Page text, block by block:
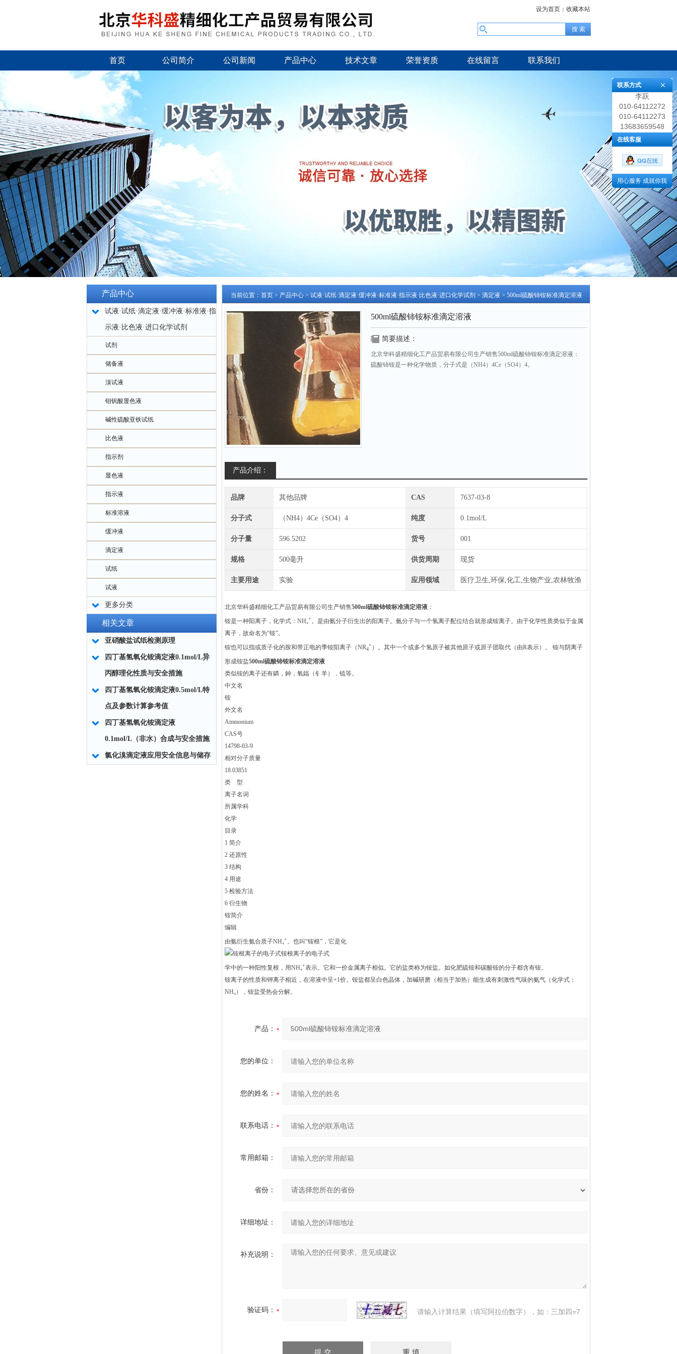
设为首页 | 收藏本站
首页 公司简介 公司新闻 产品中心 技术文章 荣誉资质 在线留言 联系我们
产品中心
试液·试纸·滴定液·缓冲液·标准液·指
示液·比色液·进口化学试剂
试剂
储备液
溴试液
钼钒酸显色液
碱性硫酸亚铁试纸
比色液
指示剂
显色液
指示液
标准溶液
缓冲液
滴定液
试纸
试液
更多分类
相关文章
亚硝酸盐试纸检测原理
四丁基氢氧化铵滴定液0.1mol/L异
丙醇理化性质与安全措施
四丁基氢氧化铵滴定液0.5mol/L特
点及参数计算参考值
四丁基氢氧化铵滴定液
0.1mol/L（非水）合成与安全措施
氯化溴滴定液应用安全信息与储存
当前位置： 首页 > 产品中心 > 试液·试纸·滴定液·缓冲液·标准液·指示液·比色液·进口化学试剂 > 滴定液 > 500ml硫酸铈铵标准滴定溶液
500ml硫酸铈铵标准滴定溶液
简要描述：
北京华科盛精细化工产品贸易有限公司生产销售500ml硫酸铈铵标准滴定溶液：
硫酸铈铵是一种化学物质，分子式是（NH4）4Ce（SO4）4。
产品介绍：
品牌 其他品牌 CAS 7637-03-8
分子式 （NH4）4Ce（SO4）4 纯度 0.1mol/L
分子量 596.5202 货号 001
规格 500毫升 供货周期 现货
主要用途 实验 应用领域 医疗卫生,环保,化工,生物产业,农林牧渔
北京华科盛精细化工产品贸易有限公司生产销售500ml硫酸铈铵标准滴定溶液 ：
铵是一种阳离子，化学式：NH₄+。是由氨分子衍生出的阳离子。氨分子与一个氢离子配位结合就形成铵离子。由于化学性质类似于金属
离子，故命名为“铵”。
铵也可以指或质子化的胺和带正电的季铵阳离子（NR4
+ ）。其中一个或多个氢原子被其他原子或原子团取代（由R表示）。 铵与阴离子
形成铵盐500ml硫酸铈铵标准滴定溶液
类似铵的离子还有鏻，鉮，氧鎓（钅羊），锍等。
中文名
铵
外文名
Ammonium
CAS号
14798-03-9
相对分子质量
18.03851
类 型
离子名词
所属学科
化学
目录
1 简介
2 还原性
3 结构
4 用途
5 检验方法
6 衍生物
铵简介
编辑
由氨衍生氨合质子NH₄+。也叫“铵根”，它是化
铵根离子的电子式
学中的一种阳性复根，用NH₄+表示。它和一价金属离子相似。它的盐类称为铵盐。如化肥硫铵和碳酸铵的分子都含有铵。
铵离子的性质和钾离子相近，在溶液中呈+1价。铵盐都呈白色晶体，加碱研磨（相当于加热）能生成有刺激性气味的氨气（化学式：
NH₃），铵盐受热会分解。
产品：
您的单位：
您的姓名：
联系电话：
常用邮箱：
省份：
详细地址：
补充说明：
验证码： 请输入计算结果（填写阿拉伯数字），如：三加四=7
联系方式
李跃
010-64112272
010-64112273
13683659548
在线客服
用心服务 成就你我